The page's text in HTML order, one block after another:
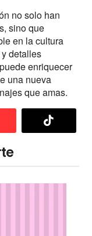
no solo han
sino que
en la cultura
detalles
enriquecer
una nueva
que amas.